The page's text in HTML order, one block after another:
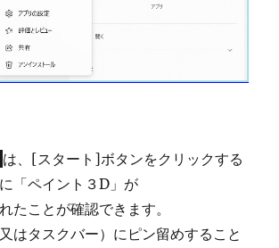
は、[スタート]ボタンをクリックする
「ペイント３D」が
たことが確認できます。
はタスクバー）にピン留めすること